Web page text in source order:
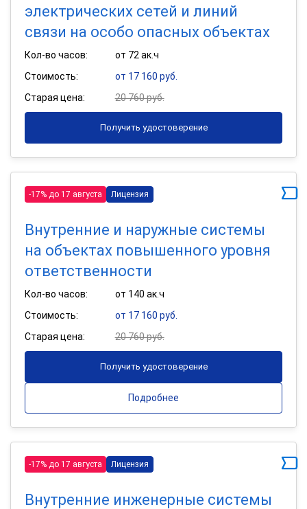
электрических сетей и линий
связи на особо опасных объектах
Кол-во часов:
от 72 ак.ч
Стоимость:
от 17 160 руб.
Старая цена:
20 760 руб.
Получить удостоверение
-17% до 17 августа Лицензия
Внутренние и наружные системы
на объектах повышенного уровня
ответственности
Кол-во часов:
от 140 ак.ч
Стоимость:
от 17 160 руб.
Старая цена:
20 760 руб.
Получить удостоверение
Подробнее
-17% до 17 августа Лицензия
Внутренние инженерные системы